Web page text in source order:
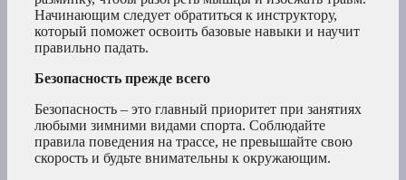
Начинающим следует обратиться к инструктору,
который поможет освоить базовые навыки и научит
правильно падать.
Безопасность прежде всего
Безопасность – это главный приоритет при занятиях
любыми зимними видами спорта. Соблюдайте
правила поведения на трассе, не превышайте свою
скорость и будьте внимательны к окружающим.